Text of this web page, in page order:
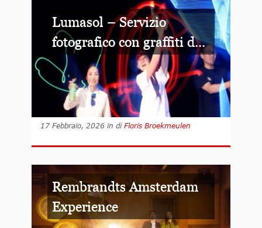
Lumasol – Servizio
fotografico con graffiti d...
17 Febbraio, 2026 in di Floris Broekmeulen
Rembrandts Amsterdam
Experience